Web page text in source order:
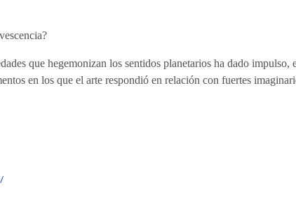
que hegemonizan los sentidos planetarios ha dado
en los que el arte respondió en relación con fuertes